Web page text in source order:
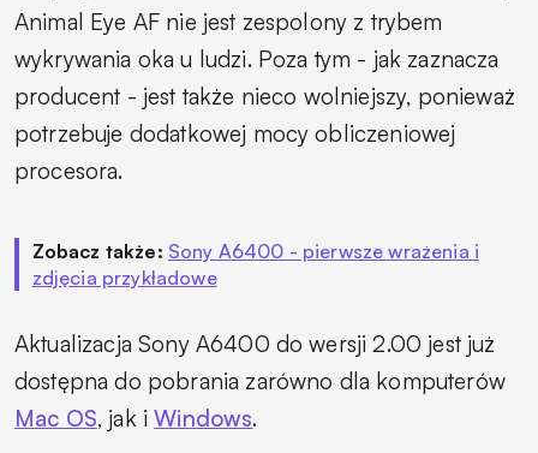
Animal Eye AF nie jest zespolony z trybem
wykrywania oka u ludzi. Poza tym - jak zaznacza
producent - jest także nieco wolniejszy, ponieważ
potrzebuje dodatkowej mocy obliczeniowej
procesora.
Zobacz także: Sony A6400 - pierwsze wrażenia i
zdjęcia przykładowe
Aktualizacja Sony A6400 do wersji 2.00 jest już
dostępna do pobrania zarówno dla komputerów
Mac OS, jak iWindows.